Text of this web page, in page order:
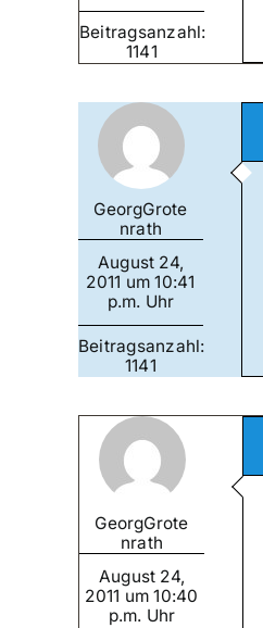
Beitragsanzahl:
1141
GeorgGrote
nrath
August 24,
2011 um 10:41
p.m. Uhr
Beitragsanzahl:
1141
GeorgGrote
nrath
August 24,
2011 um 10:40
p.m. Uhr